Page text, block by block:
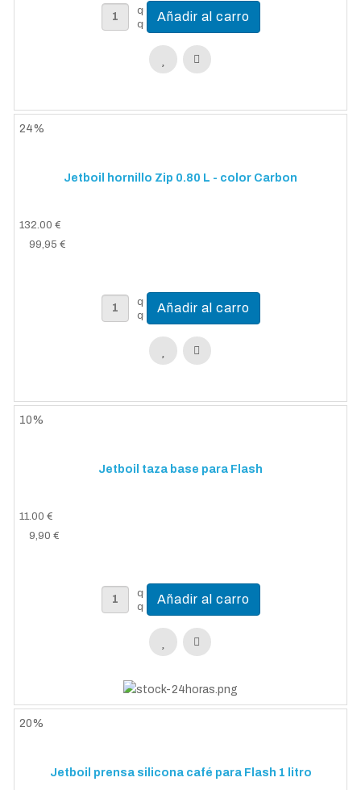
24%
Jetboil hornillo Zip 0.80 L - color Carbon
132.00 €
99,95 €
10%
Jetboil taza base para Flash
11.00 €
9,90 €
20%
Jetboil prensa silicona café para Flash 1 litro